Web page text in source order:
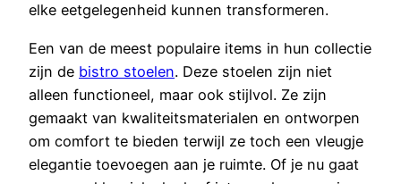
elke eetgelegenheid kunnen transformeren.
Een van de meest populaire items in hun collectie
zijn de bistro stoelen. Deze stoelen zijn niet
alleen functioneel, maar ook stijlvol. Ze zijn
gemaakt van kwaliteitsmaterialen en ontworpen
om comfort te bieden terwijl ze toch een vleugje
elegantie toevoegen aan je ruimte. Of je nu gaat